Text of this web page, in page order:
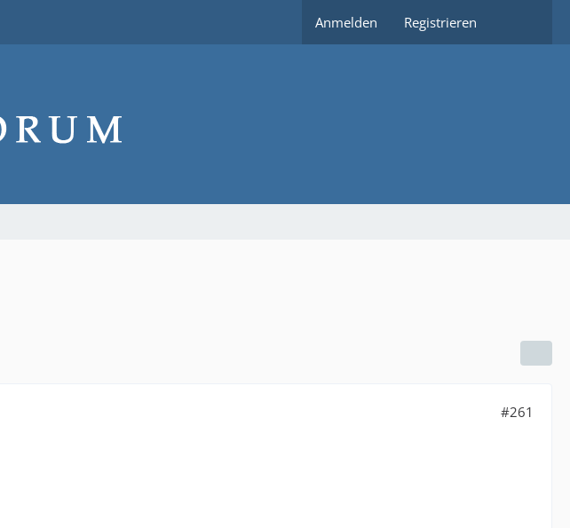
Anmelden Registrieren
#261